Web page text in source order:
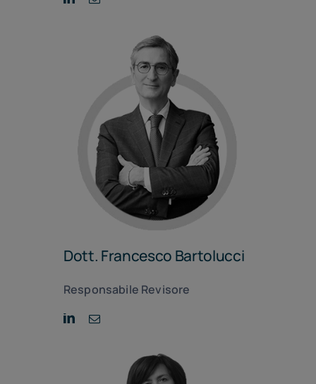
Dott. Francesco Bartolucci
Responsabile Revisore